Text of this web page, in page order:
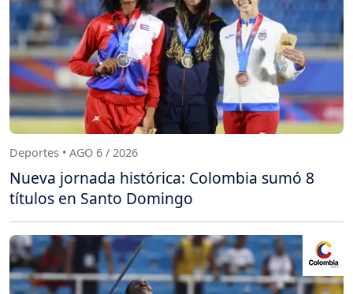
Deportes • AGO 6 / 2026
Nueva jornada histórica: Colombia sumó 8
títulos en Santo Domingo